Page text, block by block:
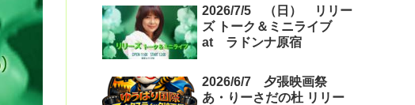
2026/7/5 （日） リリー
ズ トーク＆ミニライブ
at ラドンナ原宿
2026/6/7 夕張映画祭
あ・りーさだの杜 リリー